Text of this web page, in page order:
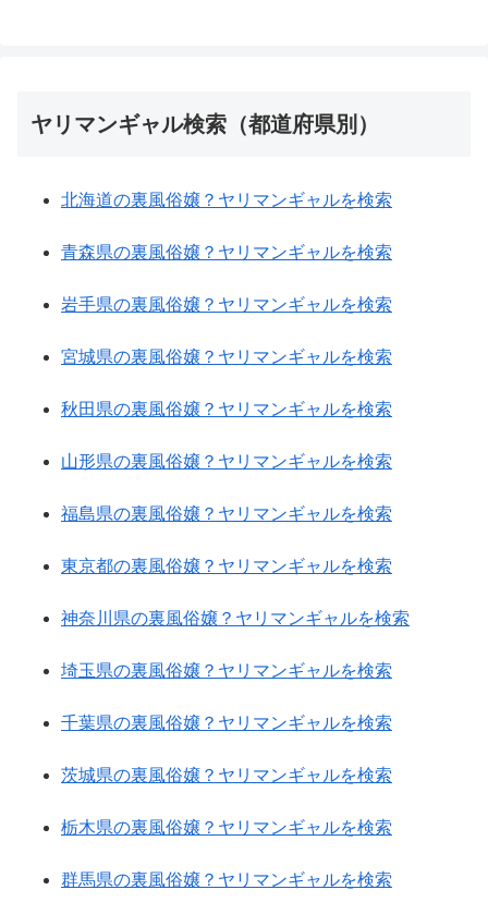
ヤリマンギャル検索（都道府県別）
北海道の裏風俗嬢？ヤリマンギャルを検索
青森県の裏風俗嬢？ヤリマンギャルを検索
岩手県の裏風俗嬢？ヤリマンギャルを検索
宮城県の裏風俗嬢？ヤリマンギャルを検索
秋田県の裏風俗嬢？ヤリマンギャルを検索
山形県の裏風俗嬢？ヤリマンギャルを検索
福島県の裏風俗嬢？ヤリマンギャルを検索
東京都の裏風俗嬢？ヤリマンギャルを検索
神奈川県の裏風俗嬢？ヤリマンギャルを検索
埼玉県の裏風俗嬢？ヤリマンギャルを検索
千葉県の裏風俗嬢？ヤリマンギャルを検索
茨城県の裏風俗嬢？ヤリマンギャルを検索
栃木県の裏風俗嬢？ヤリマンギャルを検索
群馬県の裏風俗嬢？ヤリマンギャルを検索